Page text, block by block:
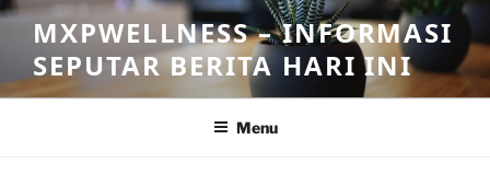
Skip
content
MXPWELLNESS – INFORMASI
SEPUTAR BERITA HARI INI
Menu